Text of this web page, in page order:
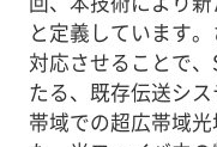
と定義しています
対応させることで
たる、既存伝送シ
帯域での超広帯域